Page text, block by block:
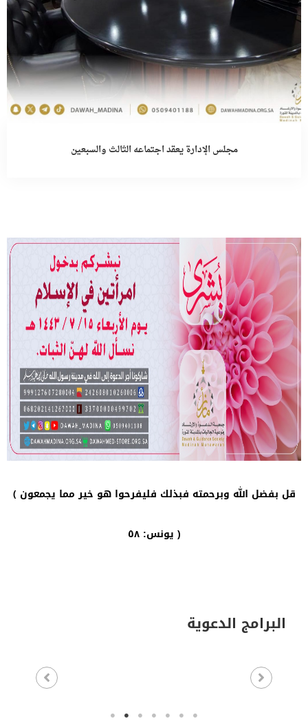
مجلس الإدارة يعقد اجتماعه الثالث والسبعين
قل بفضل الله وبرحمته فبذلك فليفرحوا هو خير مما يجمعون ﴾
يونس: ٥٨ )
البرامج الدعوية